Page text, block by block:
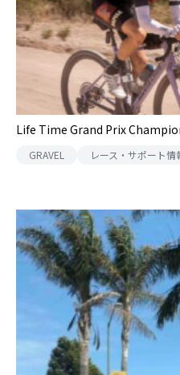
Life Time Grand Prix
GRAVEL レース・サポート情